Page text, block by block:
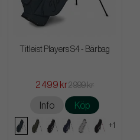
Titleist Players S4 - Bärbag
2 499 kr2 999 kr
Info Köp
+1